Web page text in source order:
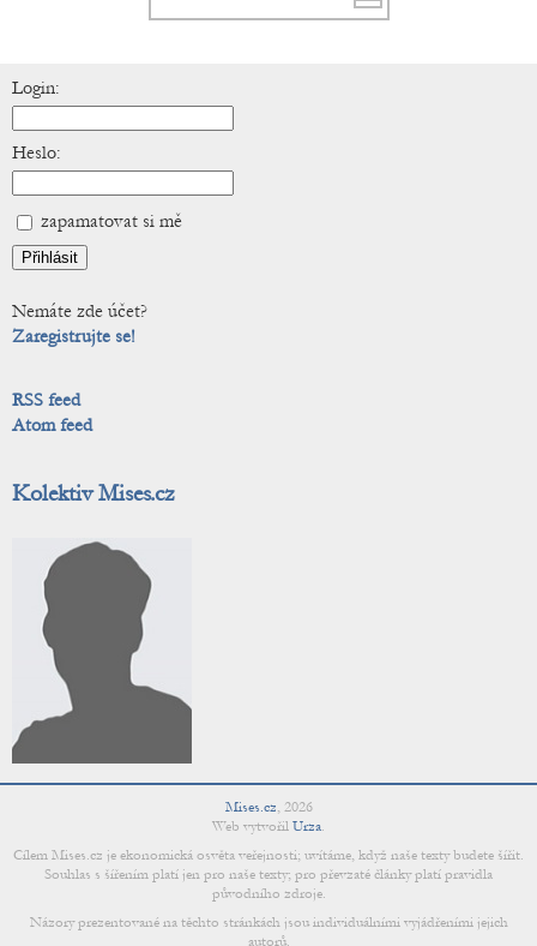
Login:
Heslo:
zapamatovat si mě
Nemáte zde účet?
Zaregistrujte se!
RSS feed
Atom feed
Kolektiv Mises.cz
Mises.cz 2026
Web vytvořil Urza
Cílem Mises.cz je ekonomická osvěta veřejnosti; uvítáme, když naše texty budete šířit.
Souhlas s šířením platí jen pro naše texty; pro převzaté články platí pravidla
původního zdroje.
Názory prezentované na těchto stránkách jsou individuálními vyjádřeními jejich
autorů.